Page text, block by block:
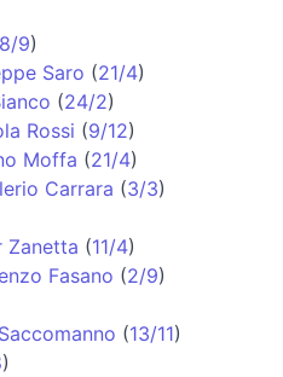
8/9)
Saro (21/4)
(24/2)
Rossi (9/12)
Moffa (21/4)
Carrara (3/3)
Zanetta (11/4)
Fasano (2/9)
(13/11)
)